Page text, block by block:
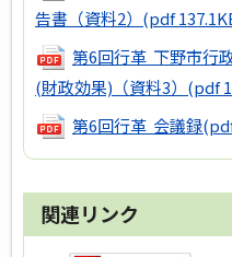
告書（資料2） (pdf
第6回行革 下野市行
(財政効果)（資料3） (pdf
第6回行革 会議録
関連リンク